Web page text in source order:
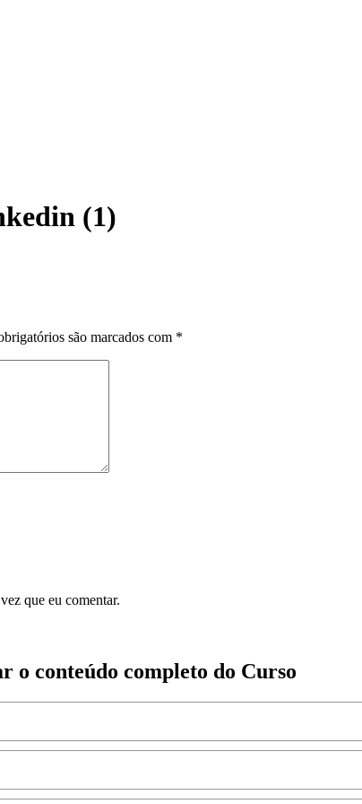
(1)
são marcados com *
que eu comentar.
o conteúdo completo do Curso